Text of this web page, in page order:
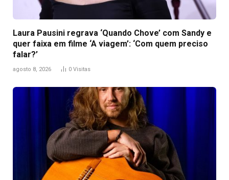
Laura Pausini regrava ‘Quando Chove’ com Sandy e
quer faixa em filme ‘A viagem’: ‘Com quem preciso
falar?’
agosto 8, 2026 0 Visitas